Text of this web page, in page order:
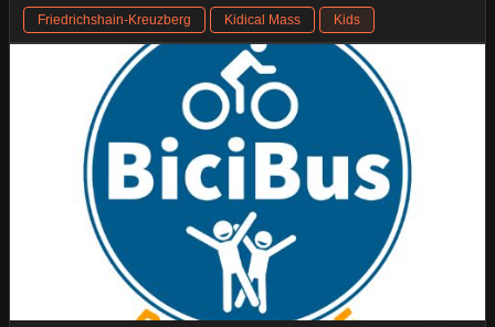
Friedrichshain-Kreuzberg Kidical Mass Kids